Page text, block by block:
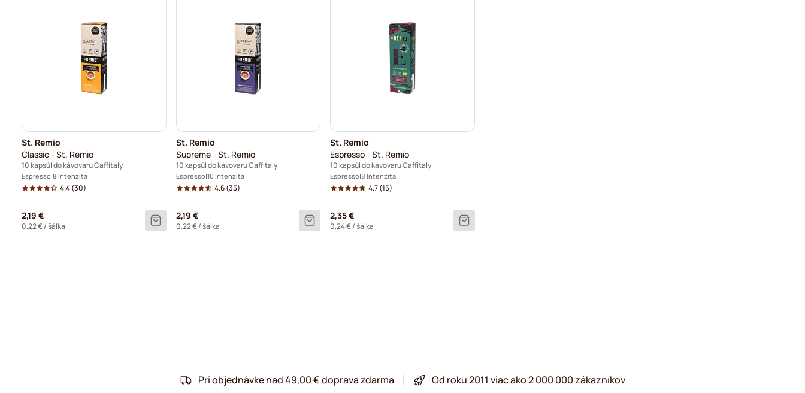
St. Remio
Classic - St. Remio
10 kapsúl do kávovaru Caffitaly
Espresso 8 Intenzita
4.4(30)
2,19 €
0,22 €/ šálka
St. Remio
Supreme - St. Remio
10 kapsúl do kávovaru Caffitaly
Espresso 10 Intenzita
4.6(35)
2,19 €
0,22 €/ šálka
St. Remio
Espresso - St. Remio
10 kapsúl do kávovaru Caffitaly
Espresso 8 Intenzita
4.7(15)
2,35 €
0,24 €/ šálka
Pri objednávke nad 49,00 € doprava zdarma Od roku 2011 viac ako 2 000 000 zákazníkov